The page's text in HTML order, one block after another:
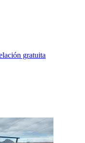
gratuita